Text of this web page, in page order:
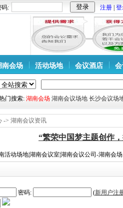
码: 注册
南会场 活动场地 会议酒店
门搜索: 湖南会场 湖南会议场地 长沙会议场
-> 湖南会议资讯
“繁荣中国梦主题创作
活动场地|湖南会议室|湖南会议公司-湖南会
密码: (新用户注